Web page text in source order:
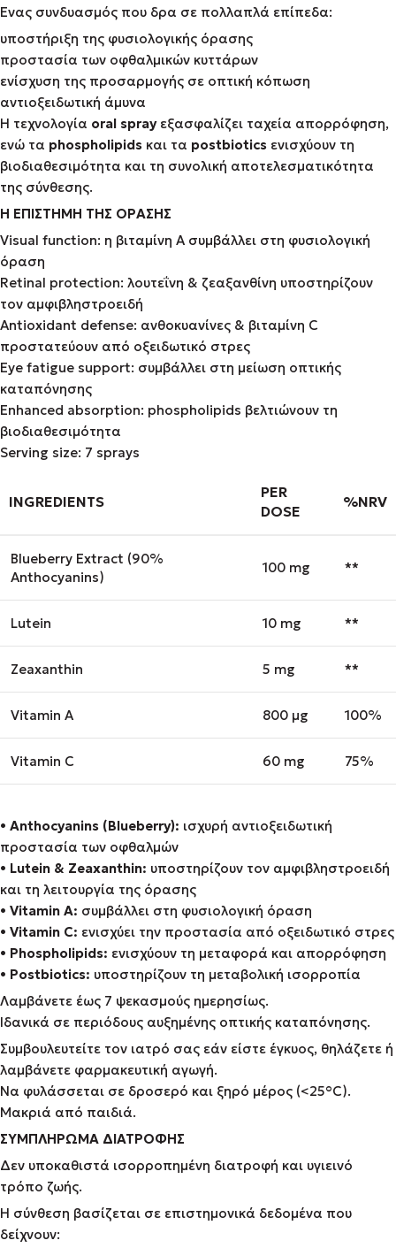
Ένας συνδυασμός που δρα σε πολλαπλά επίπεδα:
υποστήριξη της φυσιολογικής όρασης
προστασία των οφθαλμικών κυττάρων
ενίσχυση της προσαρμογής σε οπτική κόπωση
αντιοξειδωτική άμυνα
Η τεχνολογία oral sprayεξασφαλίζει ταχεία απορρόφηση,
ενώ τα phospholipids και τα postbiotics ενισχύουν τη
βιοδιαθεσιμότητα και τη συνολική αποτελεσματικότητα
της σύνθεσης.
Η ΕΠΙΣΤΗΜΗ ΤΗΣ ΟΡΑΣΗΣ
Visual function: η βιταμίνη A συμβάλλει στη φυσιολογική
όραση
Retinal protection: λουτεΐνη & ζεαξανθίνη υποστηρίζουν
τον αμφιβληστροειδή
Antioxidant defense: ανθοκυανίνες & βιταμίνη C
προστατεύουν από οξειδωτικό στρες
Eye fatigue support: συμβάλλει στη μείωση οπτικής
καταπόνησης
Enhanced absorption: phospholipids βελτιώνουν τη
βιοδιαθεσιμότητα
Serving size: 7 sprays
INGREDIENTS
PER
DOSE
%NRV
Blueberry Extract (90%
Anthocyanins)
100 mg **
Lutein 10 mg **
Zeaxanthin 5 mg **
Vitamin A 800 μg 100%
Vitamin C 60 mg 75%
• Anthocyanins (Blueberry): ισχυρή αντιοξειδωτική
προστασία των οφθαλμών
• Lutein & Zeaxanthin: υποστηρίζουν τον αμφιβληστροειδή
και τη λειτουργία της όρασης
• Vitamin A: συμβάλλει στη φυσιολογική όραση
• Vitamin C: ενισχύει την προστασία από οξειδωτικό στρες
• Phospholipids: ενισχύουν τη μεταφορά και απορρόφηση
• Postbiotics: υποστηρίζουν τη μεταβολική ισορροπία
Λαμβάνετε έως 7 ψεκασμούς ημερησίως.
Ιδανικά σε περιόδους αυξημένης οπτικής καταπόνησης.
Συμβουλευτείτε τον ιατρό σας εάν είστε έγκυος, θηλάζετε ή
λαμβάνετε φαρμακευτική αγωγή.
Να φυλάσσεται σε δροσερό και ξηρό μέρος (<25°C).
Μακριά από παιδιά.
ΣΥΜΠΛΗΡΩΜΑ ΔΙΑΤΡΟΦΗΣ
Δεν υποκαθιστά ισορροπημένη διατροφή και υγιεινό
τρόπο ζωής.
Η σύνθεση βασίζεται σε επιστημονικά δεδομένα που
δείχνουν: